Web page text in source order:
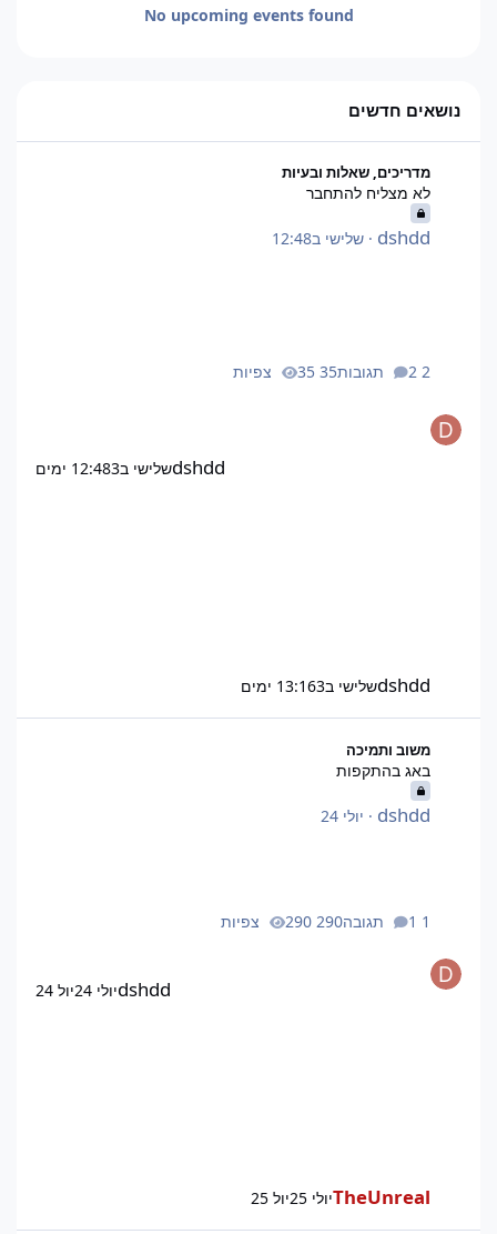
No upcoming events found
נושאים חדשים
מדריכים, שאלות ובעיות
לא מצליח להתחבר
dshdd
· שלישי ב12:48
2 תגובות 35 צפיות
dshddשלישי ב12:483 ימים
dshddשלישי ב13:163 ימים
משוב ותמיכה
באג בהתקפות
dshdd
· יולי 24
1 תגובה 290 צפיות
dshddיולי 24 יול 24
TheUnrealיולי 25 יול 25